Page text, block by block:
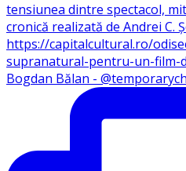
Bogdan Bălan -